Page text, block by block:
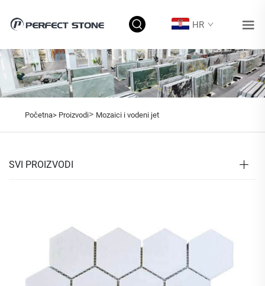
HR
Početna> Proizvodi> Mozaici i vodeni jet
SVI PROIZVODI